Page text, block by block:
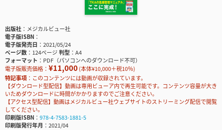
出版社
メジカルビュー社
電子版ISBN
電子版発売日
2021/05/24
ページ数
124ページ判型
A4
フォーマット
PDF（パソコンへのダウンロード不可）
電子版販売価格： ¥11,000(本体¥10,000＋税10％)
特記事項
このコンテンツには動画が収録されています。
【ダウンロード型配信】動画は専用ビューア内で再生可能です。コンテンツ容量が大き
いためダウンロードに時間がかかりますのでご注意ください。
【アクセス型配信】動画はメジカルビュー社ウェブサイトのストリーミング配信で閲覧
してください。
印刷版ISBN
978-4-7583-1881-5
印刷版発行年月
2021/04